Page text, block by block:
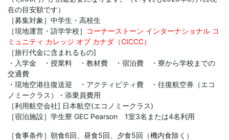
上
の
差
を
つ
け
在の目安額です）
［募集対象］中学生・高校生
［現地運営・語学学校］
コーナーストーン インターナショナル コ
ミュニティ カレッジ オブ カナダ（CICCC）
［旅行代金に含まれるもの]
・入学金 ・授業料 ・教材費 ・宿泊費 ・寮から学校までの
交通費
・現地空港往復送迎 ・アクティビティ費 ・往復航空券（エコ
ノミークラス）・添乗員費用
［利用航空会社] 日本航空(エコノミークラス)
［宿泊施設］学生寮 GEC Pearson 1室3名または4名利用
［食事条件］朝食6回、昼食5回、夕食5回（機内食除く）